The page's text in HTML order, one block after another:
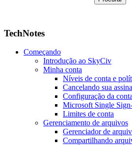
TechNotes
Começando
Introdução ao SkyCiv
Minha conta
Níveis de conta e
Cancelando sua
Configuração da
Microsoft Single
Limites de conta
Gerenciamento de arquivos
Gerenciador de
Compartilhando